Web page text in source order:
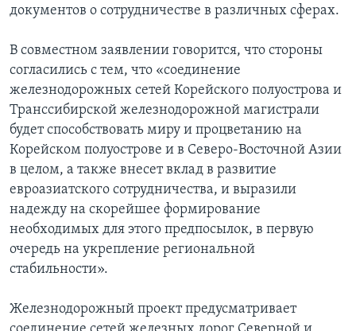
документов о сотрудничестве в различных сферах.
В совместном заявлении говорится, что стороны
согласились с тем, что «соединение
железнодорожных сетей Корейского полуострова и
Транссибирской железнодорожной магистрали
будет способствовать миру и процветанию на
Корейском полуострове и в Северо-Восточной Азии
в целом, а также внесет вклад в развитие
евроазиатского сотрудничества, и выразили
надежду на скорейшее формирование
необходимых для этого предпосылок, в первую
очередь на укрепление региональной
стабильности».
Железнодорожный проект предусматривает